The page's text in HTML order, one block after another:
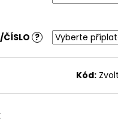
ČÍSLO ?
Kód:
- TROPICAL HOCKEY